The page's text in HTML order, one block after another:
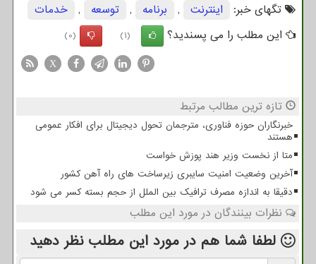
تگهای خبر:
اینترنت , برنامه , توسعه ,
خدمات
این مطلب را می پسندید؟
(1)
(0)
X
تازه ترین مطالب مرتبط
خبرنگاران حوزه فناوری، مترجمان تحول دیجیتال برای افکار عمومی
هستند
متا از نخست وزیر هند پوزش خواست
آخرین وضعیت امنیت سایبری زیرساخت های راه آهن کشور
دقیقا به اندازه مصرف ترافیک بین الملل از حجم بسته کسر می شود
نظرات بینندگان در مورد این مطلب
لطفا شما هم در مورد این مطلب نظر دهید